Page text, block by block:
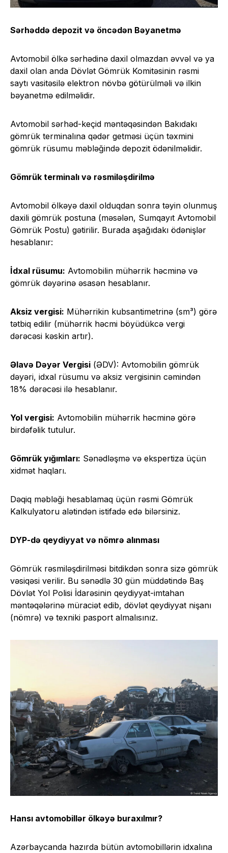
Sərhəddə depozit və öncədən Bəyanetmə
Avtomobil ölkə sərhədinə daxil olmazdan əvvəl və ya
daxil olan anda Dövlət Gömrük Komitəsinin rəsmi
saytı vasitəsilə elektron növbə götürülməli və ilkin
bəyanetmə edilməlidir.
Avtomobil sərhəd-keçid məntəqəsindən Bakıdakı
gömrük terminalına qədər getməsi üçün təxmini
gömrük rüsumu məbləğində depozit ödənilməlidir.
Gömrük terminalı və rəsmiləşdirilmə
Avtomobil ölkəyə daxil olduqdan sonra təyin olunmuş
daxili gömrük postuna (məsələn, Sumqayıt Avtomobil
Gömrük Postu) gətirilir. Burada aşağıdakı ödənişlər
hesablanır:
İdxal rüsumu: Avtomobilin mühərrik həcminə və
gömrük dəyərinə əsasən hesablanır.
Aksiz vergisi: Mühərrikin kubsantimetrinə (sm³) görə
tətbiq edilir (mühərrik həcmi böyüdükcə vergi
dərəcəsi kəskin artır).
Əlavə Dəyər Vergisi (ƏDV): Avtomobilin gömrük
dəyəri, idxal rüsumu və aksiz vergisinin cəmindən
18% dərəcəsi ilə hesablanır.
Yol vergisi: Avtomobilin mühərrik həcminə görə
birdəfəlik tutulur.
Gömrük yığımları: Sənədləşmə və ekspertiza üçün
xidmət haqları.
Dəqiq məbləği hesablamaq üçün rəsmi Gömrük
Kalkulyatoru alətindən istifadə edə bilərsiniz.
DYP-də qeydiyyat və nömrə alınması
Gömrük rəsmiləşdirilməsi bitdikdən sonra sizə gömrük
vəsiqəsi verilir. Bu sənədlə 30 gün müddətində Baş
Dövlət Yol Polisi İdarəsinin qeydiyyat-imtahan
məntəqələrinə müraciət edib, dövlət qeydiyyat nişanı
(nömrə) və texniki pasport almalısınız.
Hansı avtomobillər ölkəyə buraxılmır?
Azərbaycanda hazırda bütün avtomobillərin idxalına